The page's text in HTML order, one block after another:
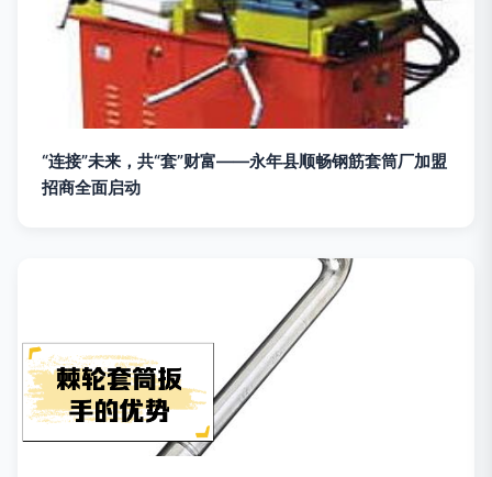
“连接”未来，共“套”财富——永年县顺畅钢筋套筒厂加盟
招商全面启动